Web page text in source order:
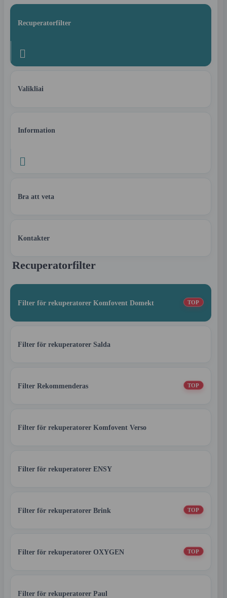
Recuperatorfilter

Valikliai
Information

Bra att veta
Kontakter
Recuperatorfilter
Filter för rekuperatorer Komfovent Domekt TOP
Filter för rekuperatorer Salda
Filter Rekommenderas TOP
Filter för rekuperatorer Komfovent Verso
Filter för rekuperatorer ENSY
Filter för rekuperatorer Brink TOP
Filter för rekuperatorer OXYGEN TOP
Filter för rekuperatorer Paul